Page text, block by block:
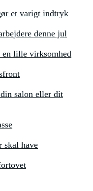
et varigt indtryk
denne jul
en lille virksomhed
salon eller dit
skal have